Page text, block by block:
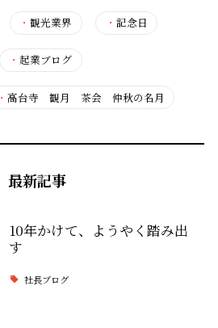
・観光業界 ・ 記念日
・起業ブログ
・高台寺 観月 茶会 仲秋の名月
最新記事
10年かけて、ようやく踏み出
す
社長ブログ